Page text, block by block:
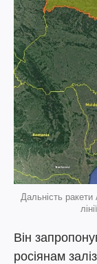
Дальність
Він
росіянам